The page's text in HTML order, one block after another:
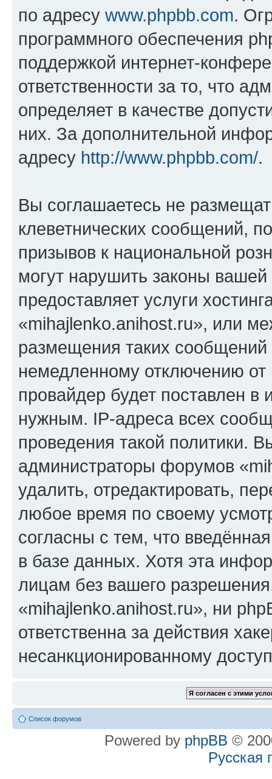
по адресу www.phpbb.com.
программного обеспечения
поддержкой интернет-
ответственности за то, что
определяет в качестве
них. За дополнительной
адресу http://www.phpbb.com/.
Вы соглашаетесь не
клеветнических сообщений,
призывов к национальной
могут нарушить законы
предоставляет услуги
«mihajlenko.anihost.ru», или
размещения таких
немедленному отключению
провайдер будет поставлен в
нужным. IP-адреса всех
проведения такой политики.
администраторы форумов
удалить, отредактировать,
любое время по своему
согласны с тем, что
в базе данных. Хотя эта
лицам без вашего
«mihajlenko.anihost.ru», ни
ответственна за действия
несанкционированному
Список форумов
Powered by phpBB ©
Русская